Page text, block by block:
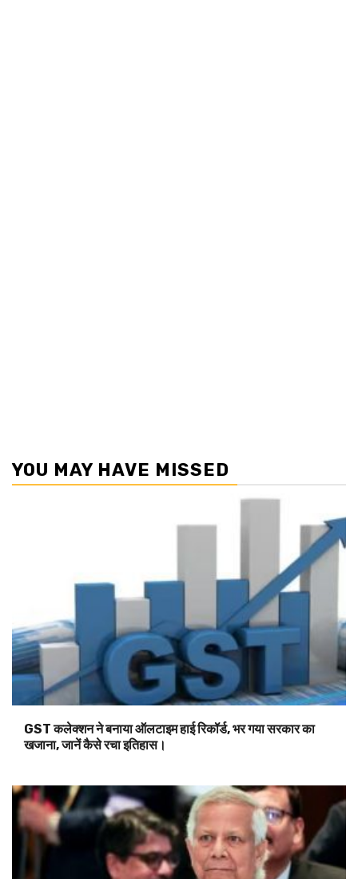
YOU MAY HAVE MISSED
GST कलेक्शन ने बनाया ऑलटाइम हाई रिकॉर्ड, भर गया सरकार का
खजाना, जानें कैसे रचा इतिहास।